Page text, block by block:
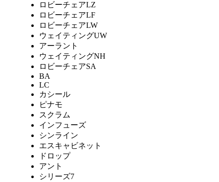
ロビーチェアLZ
ロビーチェアLF
ロビーチェアLW
ウェイティングUW
アーラント
ウェイティングNH
ロビーチェアSA
BA
LC
カシール
ピナモ
スクラム
インフューズ
シンライン
エスキャビネット
ドロップ
アント
シリーズ7